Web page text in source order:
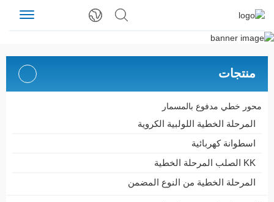
منتجات
محور خطي مدفوع بالمسمار
المرحلة الخطية اللولبية الكروية
اسطوانة كهربائية
KK الصلب المرحلة الخطية
المرحلة الخطية من النوع المضمن